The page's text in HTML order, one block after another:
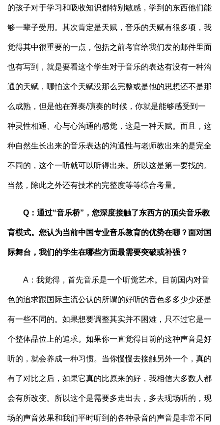
的孩子对于学习和吸收知识都特别敏感，学到的东西他们能
够一辈子受用。其次肯定是天赋，音乐的天赋有很多项，我
觉得其中很重要的一点，包括之前考官给我们发的邮件里面
也有写到，就是要看这个学生对于音乐的表达有没有一种沟
通的天赋，哪怕这个天赋没那么完整或是他的思想还不是那
么成熟，但是他在弹奏/演奏的时候，你就是能够感受到一
种灵性相通、心与心沟通的感觉，这是一种天赋。而且，这
种自然生长出来的音乐表达的沟通性与老师教出来的是完全
不同的，这个一听就可以听得出来。所以这是第一要找的。
当然，除此之外还有技术的完整度等等综合考量。
Q：通过“音乐桥”，您深度接触了东西方的顶尖音乐教
育模式。您认为当前中国专业音乐教育的优势在哪？面对国
际舞台，我们的学生在哪些方面最需要突破或补强？
A：我觉得，首先音乐是一个听觉艺术。目前国内对音
色的追求跟国际主流公认的所谓的好听的音色多多少少还是
有一些不同的。如果想要调整其实并不困难，只不过它是一
个整体品位上的追求。如果你一直觉得目前的这种声音是好
听的，就会养成一种习惯。当你慢慢去接触另外一个，真的
有了对比之后，如果它真的比原来的好，我相信大多数人都
会有所改变。所以这个是需要多走出去，多去现场听的，现
场的声音效果和我们平时听到的各种录音的声音是非常不同